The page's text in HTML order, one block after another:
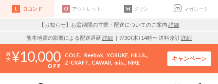
ロコンド アウトレット メゾン マガシーク
【お知らせ】お盆期間の営業・配送についてのご案内 詳細
熊本地震の影響による配送遅延 詳細 ｜7/30 (木) 14時〜 送料改訂詳細
10,000 COLE.. Reebok YOSUKE HILLS..
Z-CRAFT CAWAII mis.. NIKE
キャンペーン